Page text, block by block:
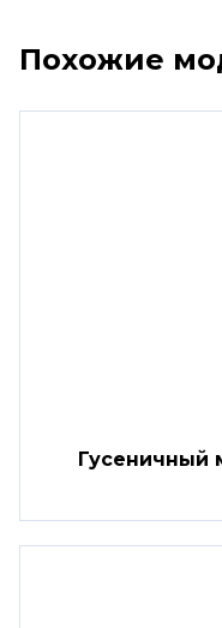
Похожие
Гусеничный